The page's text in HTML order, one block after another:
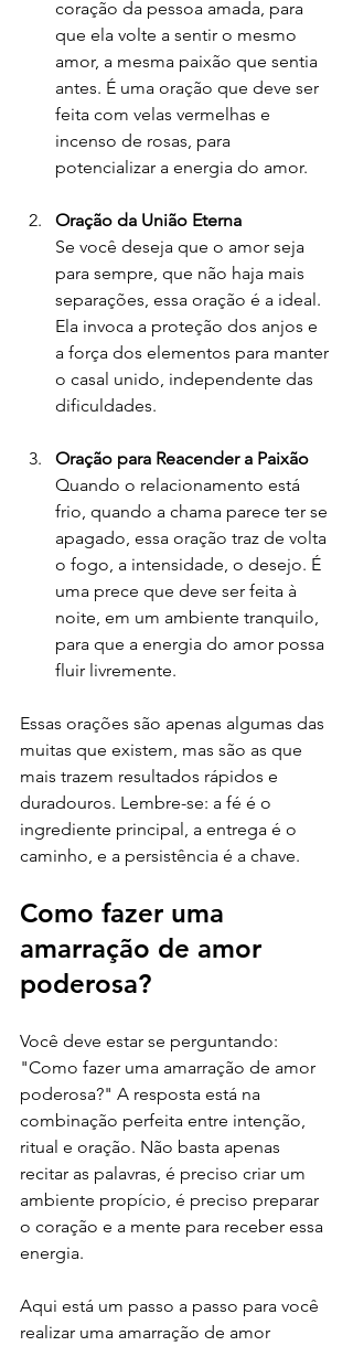
coração da pessoa amada, para
que ela volte a sentir o mesmo
amor, a mesma paixão que sentia
antes. É uma oração que deve ser
feita com velas vermelhas e
incenso de rosas, para
potencializar a energia do amor.
Oração da União Eterna
Se você deseja que o amor seja
para sempre, que não haja mais
separações, essa oração é a ideal.
Ela invoca a proteção dos anjos e
a força dos elementos para manter
o casal unido, independente das
dificuldades.
Oração para Reacender a Paixão
Quando o relacionamento está
frio, quando a chama parece ter se
apagado, essa oração traz de volta
o fogo, a intensidade, o desejo. É
uma prece que deve ser feita à
noite, em um ambiente tranquilo,
para que a energia do amor possa
fluir livremente.
Essas orações são apenas algumas das
muitas que existem, mas são as que
mais trazem resultados rápidos e
duradouros. Lembre-se: a fé é o
ingrediente principal, a entrega é o
caminho, e a persistência é a chave.
Como fazer uma
amarração de amor
poderosa?
Você deve estar se perguntando:
"Como fazer uma amarração de amor
poderosa?" A resposta está na
combinação perfeita entre intenção,
ritual e oração. Não basta apenas
recitar as palavras, é preciso criar um
ambiente propício, é preciso preparar
o coração e a mente para receber essa
energia.
Aqui está um passo a passo para você
realizar uma amarração de amor